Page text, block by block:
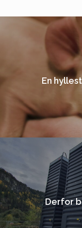
En
Derfor